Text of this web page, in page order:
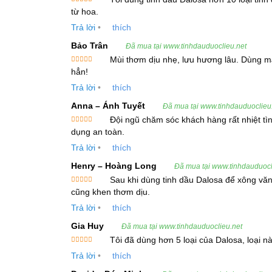
Camphene
α-Pinene
β-Pinene
Bornyl acetate
Terpinolene
Terpinen-4-ol
Tinh dầu Linh Sam Hoàng Sam được sử dụng
học đặc biệt trong tinh dầu này như camphene
Công Dụng và Lợi Ích Của Tinh Dầu
Giảm Cảm Lạnh và Tắc Nghẽn Hô Hấp:
Tinh dầu Linh Sam Hoàng Sam là một lựa
thoáng các đường hô hấp, giảm tắc nghẽn
Được xếp
hạng55
từ hoa.
Trả lời •
thích
Bảo Trân
Đã mua tại www.tinhdauduoclieu.net
Được xếp
hạng5
Mùi thơm dịu nhẹ, lưu hương lâu. Dùng
hẳn!
Trả lời •
thích
Anna – Ánh Tuyết
Đã mua tại
Được xếp
hạng5 5
Đội ngũ chăm sóc khách hàng rất nhiệt
dụng an toàn.
Trả lời •
thích
Henry – Hoàng Long
Đã mua tại
Được xếp
hạng5 5
Sau khi dùng tinh dầu Dalosa để xông
cũng khen thơm dịu.
Trả lời •
thích
Gia Huy
Đã mua tại www.tinhdauduoclieu.net
hạng
55
Tôi đã dùng hơn 5 loại của Dalosa, loại
Trả lời •
thích